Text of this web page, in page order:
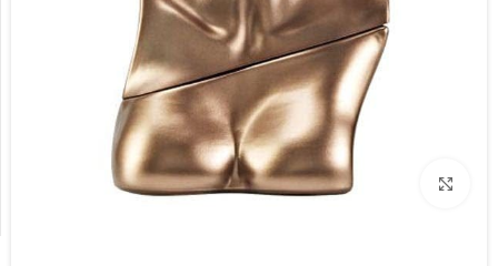
برای بزرگنمایی کلیک کنید